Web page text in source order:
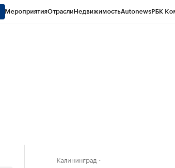
МероприятияОтраслиНедвижимостьAutonewsРБК
Калининград